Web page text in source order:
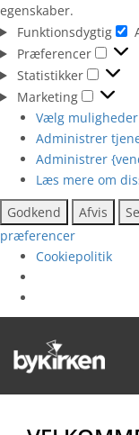
egenskaber.
Funktionsdygtig
Præferencer
Statistikker
Marketing
Vælg muligheder
Administrer
Administrer
Læs mere om
Godkend
Afvis
præferencer
Cookiepolitik